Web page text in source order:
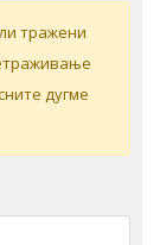
трaжeни
дугмe